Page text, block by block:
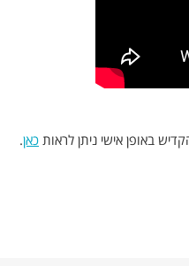
באופן אישי ניתן לראות כאן.